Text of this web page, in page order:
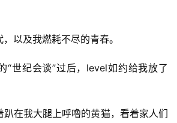
以及我燃耗不尽的青春。
“世纪会谈”过后，level如约给我放了
在我大腿上呼噜的黄猫，看着家人们